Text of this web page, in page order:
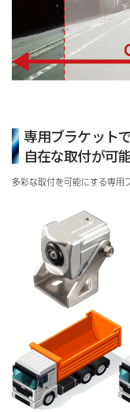
専用ブラケット
自在な取付が可
多彩な取付を可能にする専用